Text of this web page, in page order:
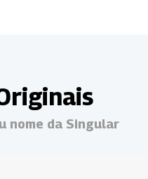
nome da Singular